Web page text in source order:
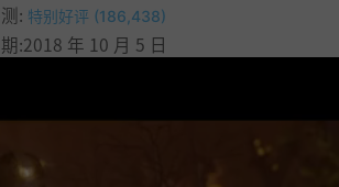
: 特别好评 (186,438)
:2018 年 10 月 5 日